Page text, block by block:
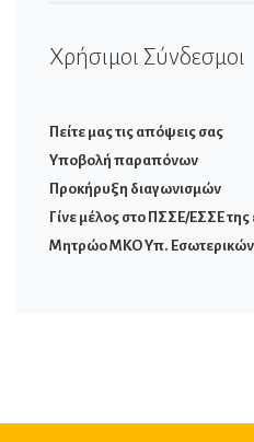
Χρήσιμοι Σύνδεσμοι
Πείτε μας τις απόψεις σας
Υποβολή παραπόνων
Προκήρυξη διαγωνισμών
Γίνε μέλος στο ΠΣΣΕ/ΕΣΣΕ
Μητρώο ΜΚΟ Υπ. Εσωτερικών